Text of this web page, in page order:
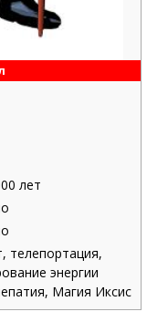
лет
телепортация,
энергии
Магия Иксис